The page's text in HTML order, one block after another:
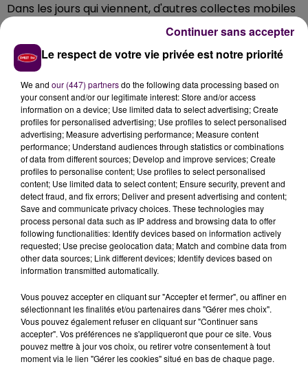
Dans les jours qui viennent, d'autres collectes mobiles
sont prévues dans le Perche. Les donneurs pourront
se rendre à
, de 15h à
19h dans la salle associative. Des prélèvements seront
effectués ensuite à
15h30 à 19h, dans la salle des fêtes.
À LA UNE
20h00
Gagnez vos pass pour le V and B Fest' 2026 !
11 juillet 2026
Le respect de votre vie privée est notre priorité
We and our (447) partnersdo the following data processing based on
your consent and/or our legitimate interest: Store and/or access
information on a device; Use limited data to select advertising; Create
profiles for personalised advertising; Use profiles to select personalised
advertising; Measure advertising performance; Measure content
performance; Understand audiences through statistics or combinations
of data from different sources; Develop and improve services; Create
profiles to personalise content; Use profiles to select personalised
content; Use limited data to select content; Ensure security, prevent and
detect fraud, and fix errors; Deliver and present advertising and content;
Save and communicate privacy choices. These technologies may
process personal data such as IP address and browsing data to offer
following functionalities: Identify devices based on information actively
requested; Use precise geolocation data; Match and combine data from
other data sources; Link different devices; Identify devices based on
information transmitted automatically.
Vous pouvez accepter en cliquant sur "Accepter et fermer", ou affiner en
sélectionnant les finalités et/ou partenaires dans "Gérer mes choix".
Vous pouvez également refuser en cliquant sur "Continuer sans
accepter". Vos préférences ne s'appliqueront que pour ce site. Vous
pouvez mettre à jour vos choix, ou retirer votre consentement à tout
moment via le lien "Gérer les cookies" situé en bas de chaque page.
Continuer sans accepter